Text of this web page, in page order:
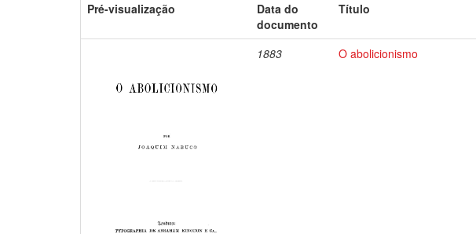
Pré-visualização
Data do
documento
Título
1883 O abolicionismo